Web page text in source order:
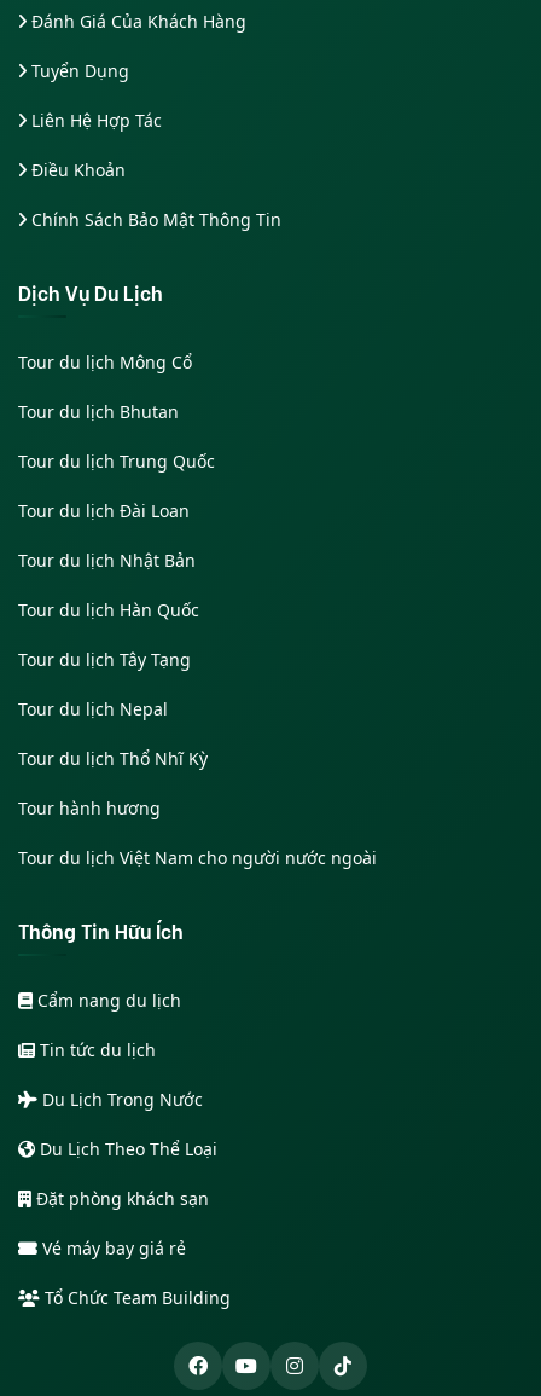
Đánh Giá Của Khách Hàng
Tuyển Dụng
Liên Hệ Hợp Tác
Điều Khoản
Chính Sách Bảo Mật Thông Tin
Dịch Vụ Du Lịch
Tour du lịch Mông Cổ
Tour du lịch Bhutan
Tour du lịch Trung Quốc
Tour du lịch Đài Loan
Tour du lịch Nhật Bản
Tour du lịch Hàn Quốc
Tour du lịch Tây Tạng
Tour du lịch Nepal
Tour du lịch Thổ Nhĩ Kỳ
Tour hành hương
Tour du lịch Việt Nam cho người nước ngoài
Thông Tin Hữu Ích
Cẩm nang du lịch
Tin tức du lịch
Du Lịch Trong Nước
Du Lịch Theo Thể Loại
Đặt phòng khách sạn
Vé máy bay giá rẻ
Tổ Chức Team Building